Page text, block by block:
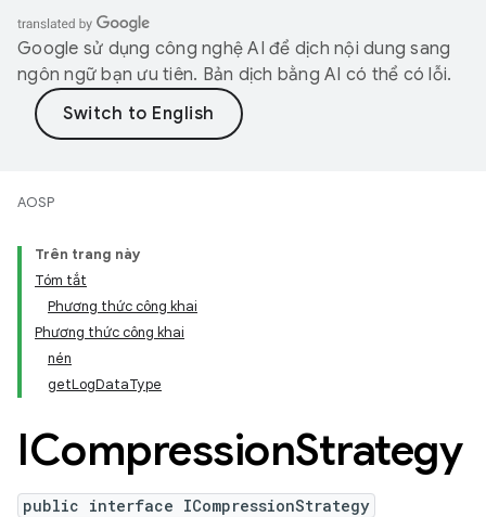
Google sử dụng công nghệ AI để dịch nội dung sang
ngôn ngữ bạn ưu tiên. Bản dịch bằng AI có thể có lỗi.
AOSP
Trên trang này
Tóm tắt
Phương thức công khai
Phương thức công khai
nén
getLogDataType
ICompressionStrategy
public interface ICompressionStrategy